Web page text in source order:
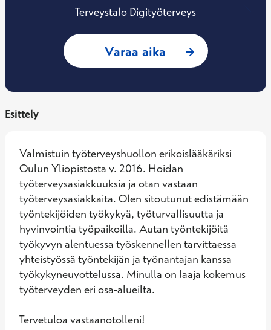
Terveystalo Digityöterveys
Varaa aika : Katri Pikisaari,
Esittely
Valmistuin työterveyshuollon erikoislääkäriksi
Oulun Yliopistosta v. 2016. Hoidan
työterveysasiakkuuksia ja otan vastaan
työterveysasiakkaita. Olen sitoutunut edistämään
työntekijöiden työkykyä, työturvallisuutta ja
hyvinvointia työpaikoilla. Autan työntekijöitä
työkyvyn alentuessa työskennellen tarvittaessa
yhteistyössä työntekijän ja työnantajan kanssa
työkykyneuvottelussa. Minulla on laaja kokemus
työterveyden eri osa-alueilta.
Tervetuloa vastaanotolleni!